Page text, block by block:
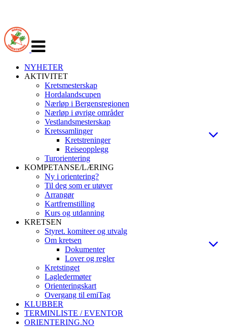
navigasjon
NYHETER
AKTIVITET
Kretsmesterskap
Hordalandscupen
Nærløp i Bergensregionen
Nærløp i øvrige områder
Vestlandsmesterskap
Kretssamlinger
Kretstreninger
Reiseopplegg
Turorientering
KOMPETANSE/LÆRING
Ny i orientering?
Til deg som er utøver
Arrangør
Kartfremstilling
Kurs og utdanning
KRETSEN
Styret. komiteer og utvalg
Om kretsen
Dokumenter
Lover og regler
Kretstinget
Lagledermøter
Orienteringskart
Overgang til emiTag
KLUBBER
TERMINLISTE / EVENTOR
ORIENTERING.NO